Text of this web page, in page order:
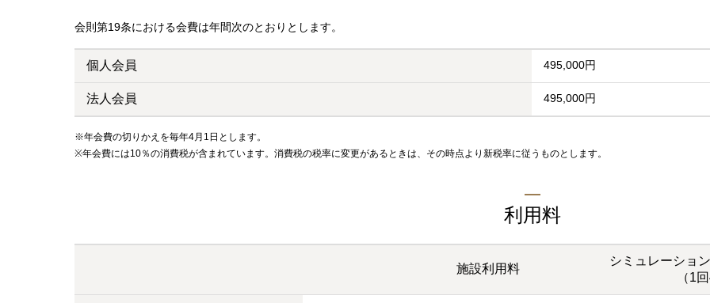
会則第19条における会費は年間次のとおりとします。
個人会員 495,000円
法人会員 495,000円
※年会費の切りかえを毎年4月1日とします。
※年会費には10％の消費税が含まれています。消費税の税率に変更があるときは、その時点より新税率に従うものとします。
利用料
施設利用料
シミュレーショ
（1